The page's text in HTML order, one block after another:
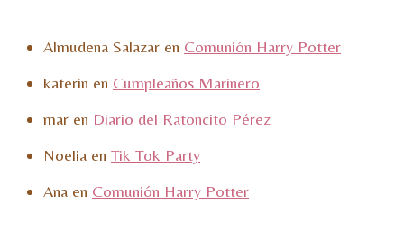
Almudena Salazar en Comunión Harry Potter
katerin en Cumpleaños Marinero
mar en Diario del Ratoncito Pérez
Noelia en Tik Tok Party
Ana en Comunión Harry Potter